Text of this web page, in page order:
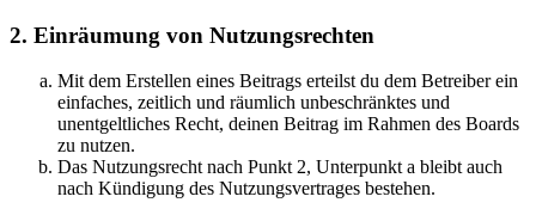
2. Einräumung von Nutzungsrechten
Mit dem Erstellen eines Beitrags erteilst du dem Betreiber ein
einfaches, zeitlich und räumlich unbeschränktes und
unentgeltliches Recht, deinen Beitrag im Rahmen des Boards
zu nutzen.
Das Nutzungsrecht nach Punkt 2, Unterpunkt a bleibt auch
nach Kündigung des Nutzungsvertrages bestehen.